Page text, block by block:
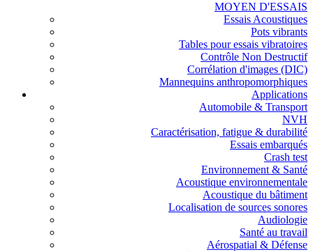
MOYEN D'ESSAIS
Essais Acoustiques
Pots vibrants
Tables pour essais vibratoires
Contrôle Non Destructif
Corrélation d'images (DIC)
Mannequins anthropomorphiques
Applications
Automobile & Transport
NVH
Caractérisation, fatigue & durabilité
Essais embarqués
Crash test
Environnement & Santé
Acoustique environnementale
Acoustique du bâtiment
Localisation de sources sonores
Audiologie
Santé au travail
Aérospatial & Défense